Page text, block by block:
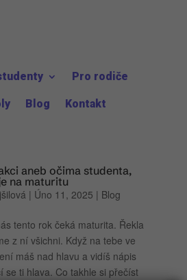
Pro rodiče
Blog Kontakt
aneb očima studenta,
na maturitu
| Úno 11, 2025 | Blog
tento rok čeká maturita. Řekla
z ní všichni. Když na tebe ve
máš nad hlavu a vidíš nápis
se ti hlava. Co takhle si přečíst